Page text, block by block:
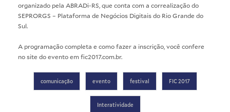
organizado pela ABRADi-RS, que conta com a correalização do
SEPRORGS – Plataforma de Negócios Digitais do Rio Grande do
Sul.
A programação completa e como fazer a inscrição, você confere
no site do evento emfic2017.com.br.
comunicação evento festival FIC 2017
Interatividade